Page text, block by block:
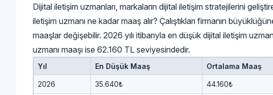
Dijital iletişim uzmanları, markaların dijital iletişim stratejilerini
iletişim uzmanı ne kadar maaş alır? Çalıştıkları firmanın
maaşlar değişebilir. 2026 yılı itibarıyla en düşük dijital iletişim
uzmanı maaşı ise 62.160 TL seviyesindedir.
Yıl En Düşük Maaş Ortalama Maaş
2026 35.640₺ 44.160₺